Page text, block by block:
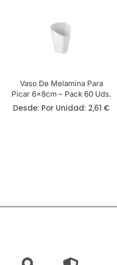
Vaso De Melamina Para
Picar 6x8cm – Pack 60 Uds.
Desde: Por Unidad: 2,61 €